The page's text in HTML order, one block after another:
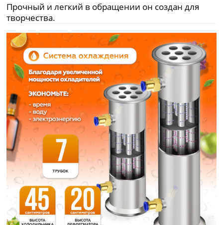
Прочный и легкий в обращении он создан для
творчества.